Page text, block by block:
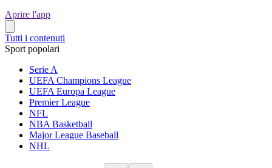
Aprire l'app
Tutti i contenuti
Sport popolari
Serie A
UEFA Champions League
UEFA Europa League
Premier League
NFL
NBA Basketball
Major League Baseball
NHL